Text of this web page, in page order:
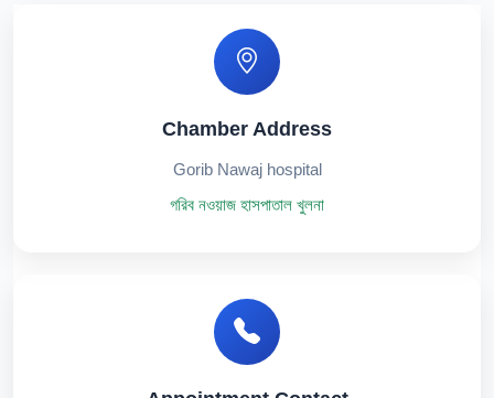
Chamber Address
Gorib Nawaj hospital
গরিব নওয়াজ হাসপাতাল খুলনা